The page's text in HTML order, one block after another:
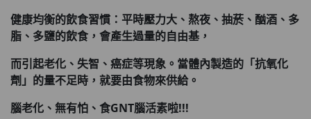
健康均衡的飲食習慣：平時壓力大、熬夜、抽菸、酗酒、多
脂、多鹽的飲食，會產生過量的自由基，
而引起老化、失智、癌症等現象。當體內製造的「抗氧化
劑」的量不足時，就要由食物來供給。
腦老化、無有怕、食GNT腦活素啦!!!